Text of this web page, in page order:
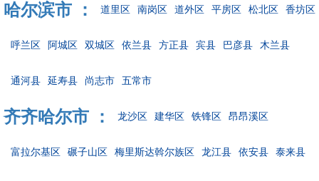
哈尔滨市 ： 道里区 南岗区 道外区 平房区 松北区 香坊区
呼兰区 阿城区 双城区 依兰县 方正县 宾县 巴彦县 木兰县
通河县 延寿县 尚志市 五常市
齐齐哈尔市 ： 龙沙区 建华区 铁锋区 昂昂溪区
富拉尔基区 碾子山区 梅里斯达斡尔族区 龙江县 依安县 泰来县